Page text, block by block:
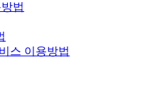
법
스 이용방법